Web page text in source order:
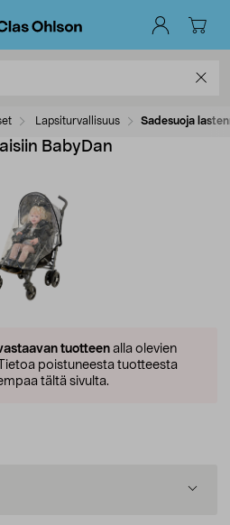
Lapsiturvallisuus Sadesuoja
BabyDan
tuotteenalla olevien
Tietoa poistuneesta tuotteesta
tältä sivulta.